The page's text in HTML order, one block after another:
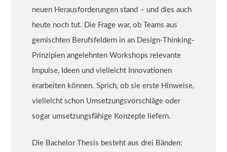
neuen Herausforderungen stand – und dies auch
heute noch tut. Die Frage war, ob Teams aus
gemischten Berufsfeldern in an Design-Thinking-
Prinzipien angelehnten Workshops relevante
Impulse, Ideen und vielleicht Innovationen
erarbeiten können. Sprich, ob sie erste Hinweise,
vielleicht schon Umsetzungsvorschläge oder
sogar umsetzungsfähige Konzepte liefern.
Die Bachelor Thesis besteht aus drei Bänden: